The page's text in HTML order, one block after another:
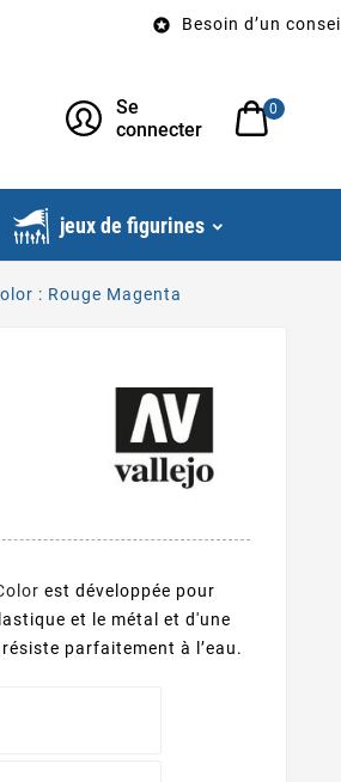
Besoin d’un conseil?
Se
connecter
0
jeux de figurines
: Rouge Magenta
est développée pour
et le métal et d'une
parfaitement à l’eau.